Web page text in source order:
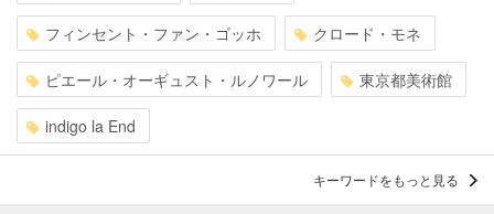
フィンセント・ファン・ゴッホ クロード・モネ
ピエール・オーギュスト・ルノワール 東京都美術館
indigo la End
キーワードをもっと見る